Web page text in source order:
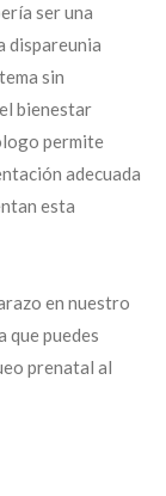
ser una
dispareunia
sin
bienestar
permite
adecuada
esta
en nuestro
que puedes
prenatal al